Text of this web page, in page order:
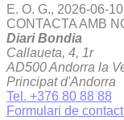
E. O. G., 2026-06-
CONTACTA AMB
Diari Bondia
Callaueta, 4, 1r
AD500 Andorra la
Principat d'Andorra
Tel. +376 80 88 88
Formulari de